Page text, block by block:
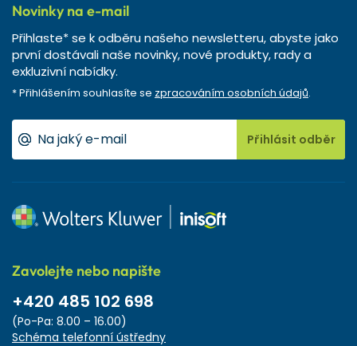
Novinky na e-mail
Přihlaste* se k odběru našeho newsletteru, abyste jako
první dostávali naše novinky, nové produkty, rady a
exkluzivní nabídky.
* Přihlášením souhlasíte se zpracováním osobních údajů.
Přihlásit odběr
Zavolejte nebo napište
+420 485 102 698
(Po-Pa: 8.00 – 16.00)
Schéma telefonní ústředny